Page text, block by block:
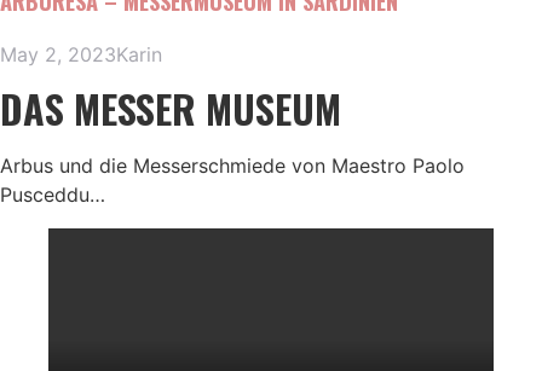
May 2, 2023Karin
DAS MESSER MUSEUM
Arbus und die Messerschmiede von Maestro Paolo
Pusceddu…